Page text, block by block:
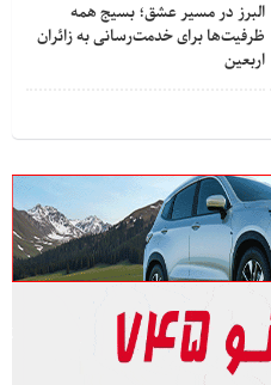
البرز در مسیر عشق؛ بسیج همه
ظرفیت‌ها برای خدمت‌رسانی به زائران
اربعین